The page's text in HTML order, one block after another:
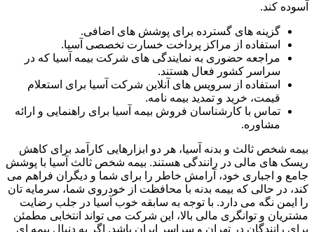
آسوده کند.
گزینه های گسترده برای پوشش های اضافی.
استفاده از مراکز پرداخت خسارت تخصصی آسیا.
مراجعه حضوری به نمایندگی های شرکت بیمه آسیا که در
سراسر کشور فعال هستند.
استفاده از سرویس های آنلاین شرکت آسیا برای استعلام
قیمت، خرید و تمدید بیمه نامه.
تماس با کارشناسان فروش بیمه آسیا برای راهنمایی و ارائه
مشاوره.
بیمه شخص ثالث و بدنه آسیا، هر دو ابزارهایی کارآمد برای کاهش
ریسک های مالی در رانندگی هستند. بیمه شخص ثالث آسیا با پوشش
جامع و اجباری خود، آرامش خاطر را برای شما و دیگران فراهم می
کند، در حالی که بیمه بدنه با محافظت از خودروی شما، سرمایه تان
را ایمن نگه می دارد. با توجه به سابقه خوب آسیا در جلب رضایت
مشتریان و توانگری مالی بالا، این شرکت می تواند انتخابی مطمئن
برای رانندگان در تهران و سراسر ایران باشد. اگر به دنبال بیمه ای